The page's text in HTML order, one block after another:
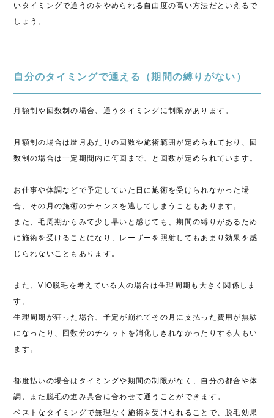
いタイミングで通うのをやめられる自由度の高い方法だといえるで
しょう。
自分のタイミングで通える（期間の縛りがない）
月額制や回数制の場合、通うタイミングに制限があります。
月額制の場合は暦月あたりの回数や施術範囲が定められており、回
数制の場合は一定期間内に何回まで、と回数が定められています。
お仕事や体調などで予定していた日に施術を受けられなかった場
合、その月の施術のチャンスを逃してしまうこともあります。
また、毛周期からみて少し早いと感じても、期間の縛りがあるため
に施術を受けることになり、レーザーを照射してもあまり効果を感
じられないこともあります。
また、VIO脱毛を考えている人の場合は生理周期も大きく関係しま
す。
生理周期が狂った場合、予定が崩れてその月に支払った費用が無駄
になったり、回数分のチケットを消化しきれなかったりする人もい
ます。
都度払いの場合はタイミングや期間の制限がなく、自分の都合や体
調、また脱毛の進み具合に合わせて通うことができます。
ベストなタイミングで無理なく施術を受けられることで、脱毛効果